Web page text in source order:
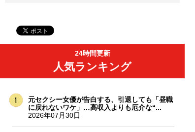
24時間更新
人気ランキング
元セクシー女優が告白する、引退しても「昼職
に戻れないワケ」…高収入よりも厄介な“...
2026年07月30日